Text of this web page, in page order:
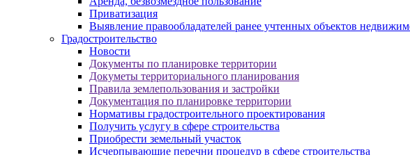
Приватизация
Выявление правообладателей ранее учтенных объектов
Градостроительство
Новости
Документы по планировке территории
Докуметы территориального планирования
Правила землепользования и застройки
Документация по планировке территории
Нормативы градостроительного проектирования
Получить услугу в сфере строительства
Приобрести земельный участок
Исчерпывающие перечни процедур в сфере строительства